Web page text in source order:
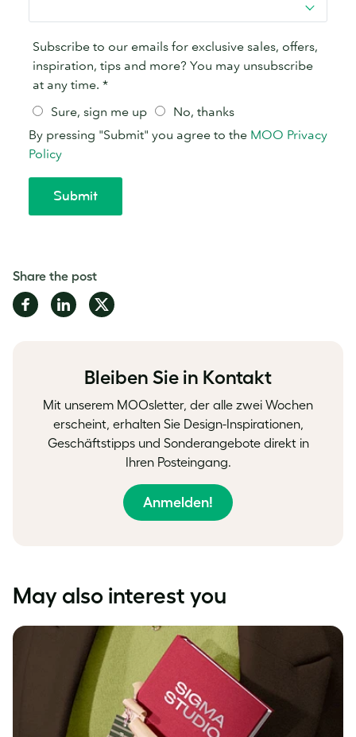
Share the post
Share
on
Share
on
Share
on
Bleiben Sie in Kontakt
Mit unserem MOOsletter, der alle zwei Wochen
erscheint, erhalten Sie Design-Inspirationen,
Geschäftstipps und Sonderangebote direkt in
Ihren Posteingang.
Anmelden!
May also interest you